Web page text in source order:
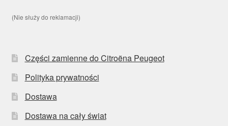
(Nie służy do reklamacji)
Części zamienne do Citroëna Peugeot
Polityka prywatności
Dostawa
Dostawa na cały świat